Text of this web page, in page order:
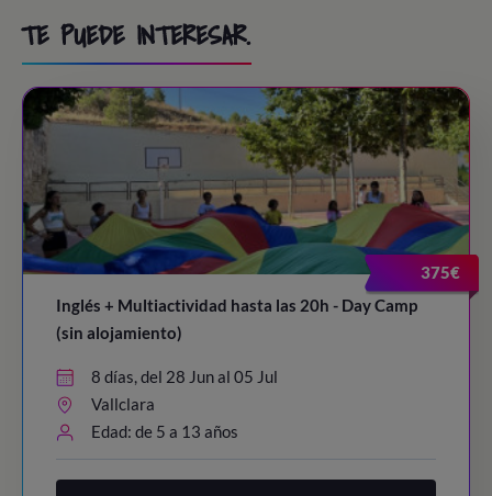
TE PUEDE INTERESAR.
375€
Inglés + Multiactividad hasta las 20h - Day Camp
(sin alojamiento)
8 días, del 28 Jun al 05 Jul
Vallclara
Edad: de 5 a 13 años